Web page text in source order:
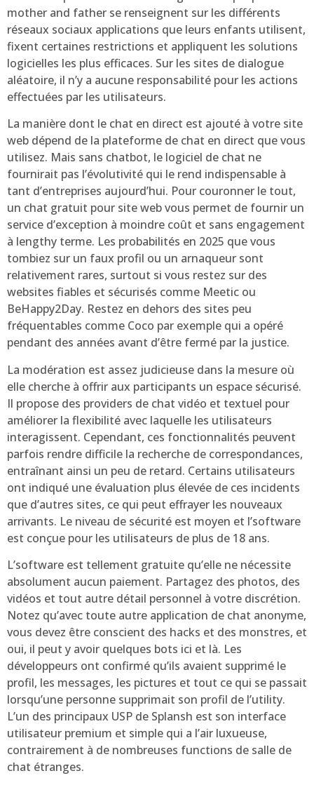
mother and father se renseignent sur les différents
réseaux sociaux applications que leurs enfants utilisent,
fixent certaines restrictions et appliquent les solutions
logicielles les plus efficaces. Sur les sites de dialogue
aléatoire, il n’y a aucune responsabilité pour les actions
effectuées par les utilisateurs.
La manière dont le chat en direct est ajouté à votre site
web dépend de la plateforme de chat en direct que vous
utilisez. Mais sans chatbot, le logiciel de chat ne
fournirait pas l’évolutivité qui le rend indispensable à
tant d’entreprises aujourd’hui. Pour couronner le tout,
un chat gratuit pour site web vous permet de fournir un
service d’exception à moindre coût et sans engagement
à lengthy terme. Les probabilités en 2025 que vous
tombiez sur un faux profil ou un arnaqueur sont
relativement rares, surtout si vous restez sur des
websites fiables et sécurisés comme Meetic ou
BeHappy2Day. Restez en dehors des sites peu
fréquentables comme Coco par exemple qui a opéré
pendant des années avant d’être fermé par la justice.
La modération est assez judicieuse dans la mesure où
elle cherche à offrir aux participants un espace sécurisé.
Il propose des providers de chat vidéo et textuel pour
améliorer la flexibilité avec laquelle les utilisateurs
interagissent. Cependant, ces fonctionnalités peuvent
parfois rendre difficile la recherche de correspondances,
entraînant ainsi un peu de retard. Certains utilisateurs
ont indiqué une évaluation plus élevée de ces incidents
que d’autres sites, ce qui peut effrayer les nouveaux
arrivants. Le niveau de sécurité est moyen et l’software
est conçue pour les utilisateurs de plus de 18 ans.
L’software est tellement gratuite qu’elle ne nécessite
absolument aucun paiement. Partagez des photos, des
vidéos et tout autre détail personnel à votre discrétion.
Notez qu’avec toute autre application de chat anonyme,
vous devez être conscient des hacks et des monstres, et
oui, il peut y avoir quelques bots ici et là. Les
développeurs ont confirmé qu’ils avaient supprimé le
profil, les messages, les pictures et tout ce qui se passait
lorsqu’une personne supprimait son profil de l’utility.
L’un des principaux USP de Splansh est son interface
utilisateur premium et simple qui a l’air luxueuse,
contrairement à de nombreuses functions de salle de
chat étranges.